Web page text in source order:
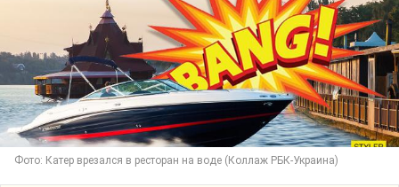
Фото: Катер врезался в ресторан на воде (Коллаж РБК-Украина)